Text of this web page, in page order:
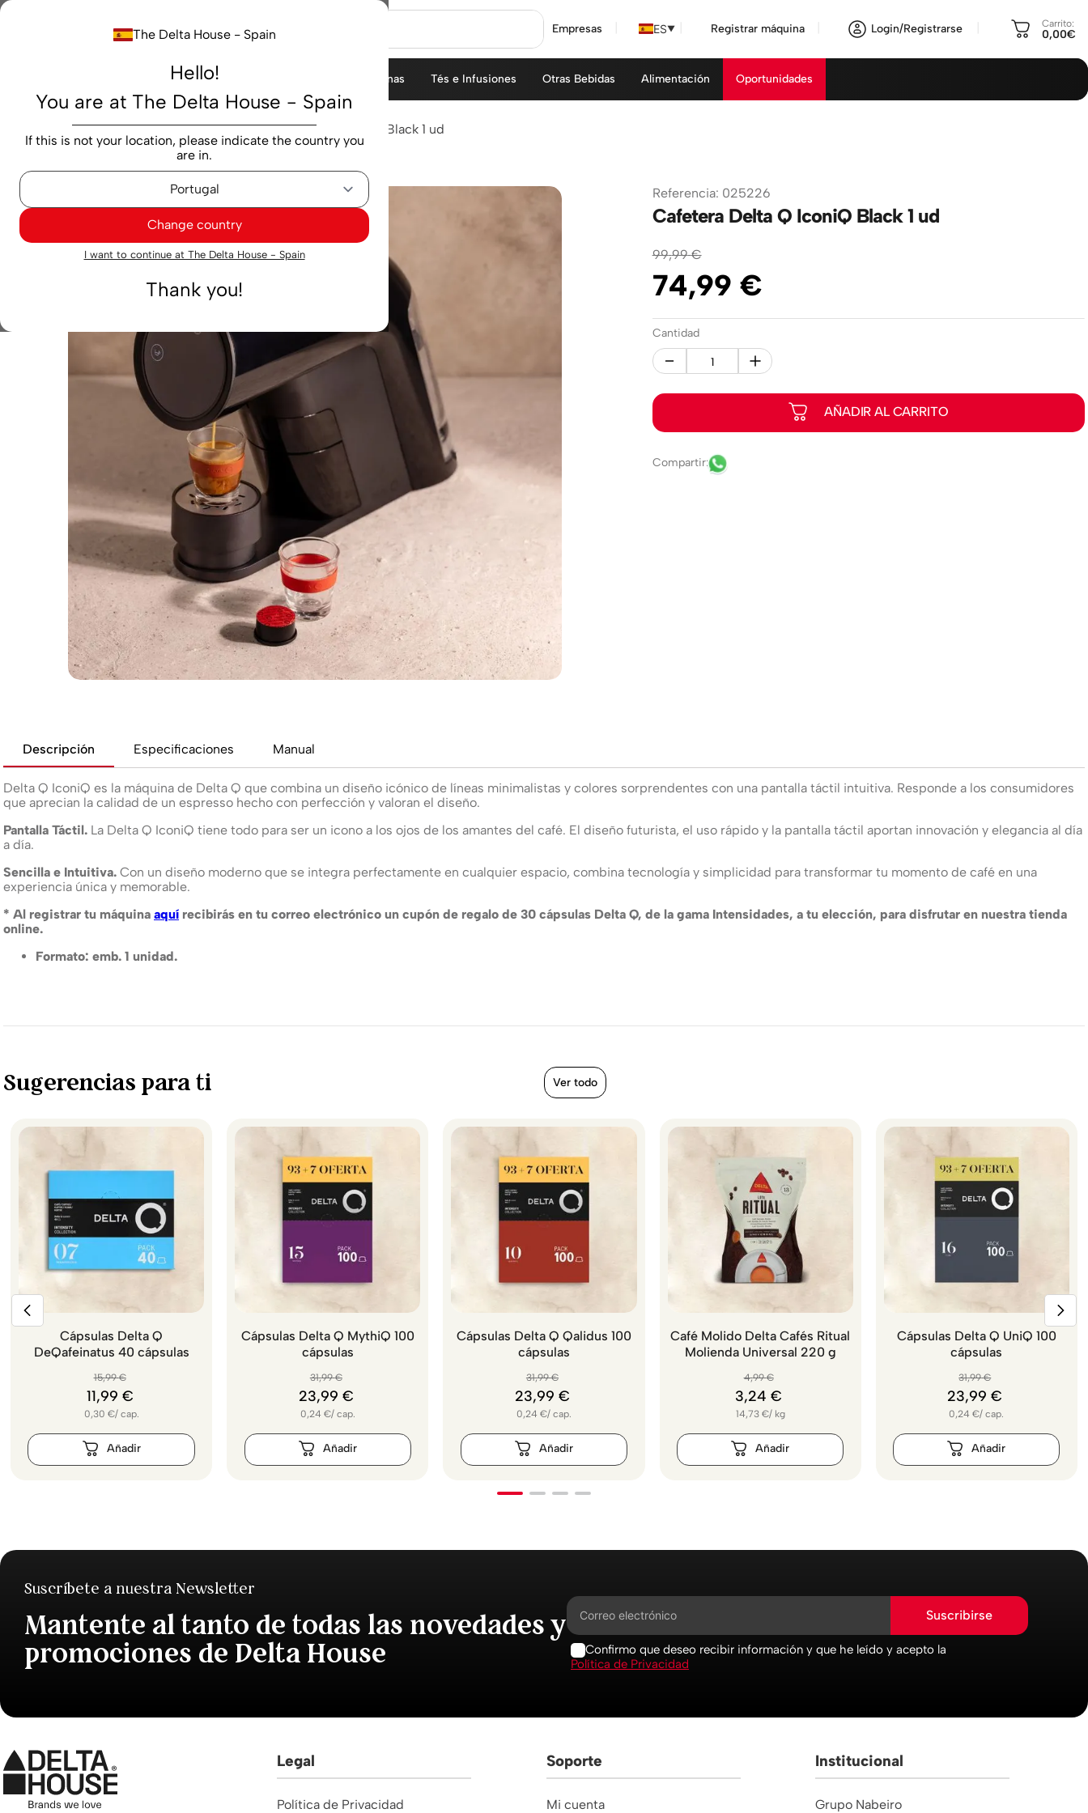
The Delta House - Spain
Hello!
You are at The Delta House - Spain
If this is not your location, please indicate the country you
are in.
Change country
I want to continue at The Delta House - Spain
Thank you!
Empresas ES▼ Registrar máquina Login/Registrarse Carrito:
0,00€
Marcas Máquinas Tés e Infusiones Otras Bebidas Alimentación Oportunidades
Máquinas Cápsulas Icónico Cafetera Delta Q IconiQ Black 1 ud
Referencia: 025226
Cafetera Delta Q IconiQ Black 1 ud
99,99 €
74,99 €
Cantidad
Descripción Especificaciones Manual
Delta Q IconiQ es la máquina de Delta Q que combina un diseño icónico de líneas minimalistas y colores sorprendentes con una pantalla táctil intuitiva. Responde a los consumidores
que aprecian la calidad de un espresso hecho con perfección y valoran el diseño.
Pantalla Táctil. La Delta Q IconiQ tiene todo para ser un icono a los ojos de los amantes del café. El diseño futurista, el uso rápido y la pantalla táctil aportan innovación y elegancia al día
a día.
Sencilla e Intuitiva. Con un diseño moderno que se integra perfectamente en cualquier espacio, combina tecnología y simplicidad para transformar tu momento de café en una
experiencia única y memorable.
* Al registrar tu máquina aquí recibirás en tu correo electrónico un cupón de regalo de 30 cápsulas Delta Q, de la gama Intensidades, a tu elección, para disfrutar en nuestra tienda
online.
Formato: emb. 1 unidad.
Sugerencias para ti Ver todo
Cápsulas Delta Q
DeQafeinatus 40 cápsulas
15,99 €
11,99 €
0,30 €/ cap.
Cápsulas Delta Q MythiQ 100
cápsulas
31,99 €
23,99 €
0,24 €/ cap.
Cápsulas Delta Q Qalidus 100
cápsulas
31,99 €
23,99 €
0,24 €/ cap.
Café Molido Delta Cafés Ritual
Molienda Universal 220 g
4,99 €
3,24 €
14,73 €/ kg
Cápsulas Delta Q UniQ 100
cápsulas
31,99 €
23,99 €
0,24 €/cap.
Suscríbete a nuestra Newsletter
Mantente al tanto de todas las novedades y
promociones de Delta House
Suscribirse
Confirmo que deseo recibir información y que he leído y acepto la
Política de Privacidad
Legal
Política de Privacidad
Soporte
Mi cuenta
Institucional
Grupo Nabeiro